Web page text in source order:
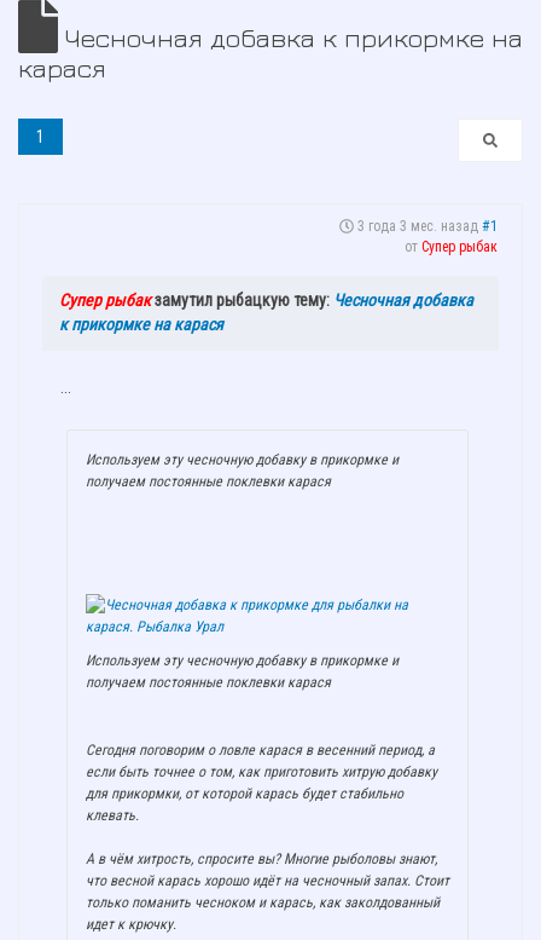
Чесночная добавка к прикормке на
карася
1
3 года 3 мес. назад #1
от Супер рыбак
Супер рыбакзамутил рыбацкую тему: Чесночная добавка
к прикормке на карася
...
​Используем эту чесночную добавку в прикормке и
получаем постоянные поклевки карася
​Используем эту чесночную добавку в прикормке и
получаем постоянные поклевки карася
Сегодня поговорим о ловле карася в весенний период, а
если быть точнее о том, как приготовить хитрую добавку
для прикормки, от которой карась будет стабильно
клевать.
А в чём хитрость, спросите вы? Многие рыболовы знают,
что весной карась хорошо идёт на чесночный запах. Стоит
только поманить чесноком и карась, как заколдованный
идет к крючку.